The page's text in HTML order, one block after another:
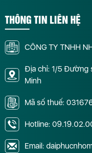
THÔNG TIN LIÊN HỆ
CÔNG TY TNHH
Địa chỉ: 1/5 Đường
Minh
Mã số thuế:
Hotline:
Email: